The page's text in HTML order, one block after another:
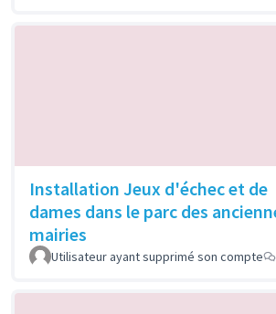
Installation Jeux d'échec et de
dames dans le parc des
mairies
Utilisateur ayant supprimé son compte